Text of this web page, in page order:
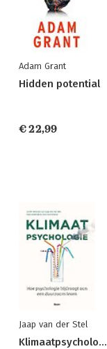
Adam Grant
Hidden potential
€ 22,99
Jaap van der Stel
Klimaatpsychologie